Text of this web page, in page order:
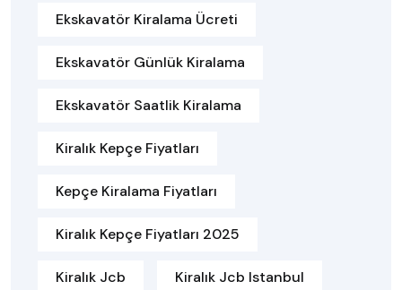
Ekskavatör Kiralama Ücreti
Ekskavatör Günlük Kiralama
Ekskavatör Saatlik Kiralama
Kiralık Kepçe Fiyatları
Kepçe Kiralama Fiyatları
Kiralık Kepçe Fiyatları 2025
Kiralık Jcb Kiralık Jcb Istanbul